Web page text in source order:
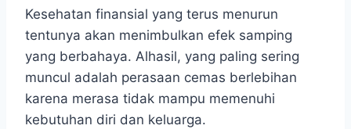
Kesehatan finansial yang terus menurun
tentunya akan menimbulkan efek samping
yang berbahaya. Alhasil, yang paling sering
muncul adalah perasaan cemas berlebihan
karena merasa tidak mampu memenuhi
kebutuhan diri dan keluarga.